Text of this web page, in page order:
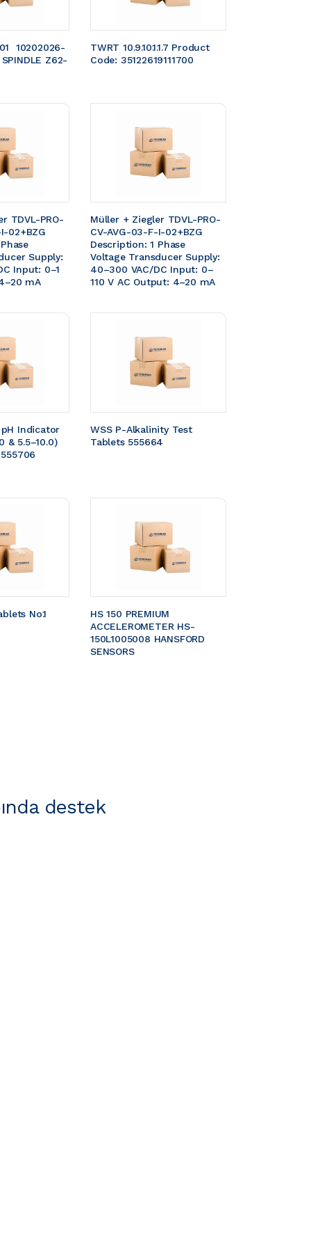
10202026-
Z62-
TWRT 10.9.10.1.1.7 Product
Code: 35122619111700
TDVL-PRO-
02+BZG
Supply:
Input: 0–1
mA
Müller + Ziegler TDVL-PRO-
CV-AVG-03-F-I-02+BZG
Description: 1 Phase
Voltage Transducer Supply:
40–300 VAC/DC Input: 0–
110 V AC Output: 4–20 mA
Indicator
& 5.5–10.0)
WSS P-Alkalinity Test
Tablets 555664
No.1
HS 150 PREMIUM
ACCELEROMETER HS-
150L1005008 HANSFORD
SENSORS
destek